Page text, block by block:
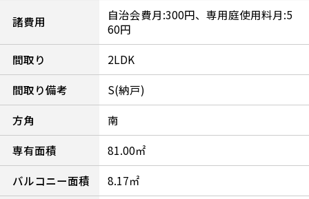
諸費用
自治会費月:300円、専用庭使用料月:5
60円
間取り
2LDK
間取り備考
S(納戸)
方角
南
専有面積
81.00㎡
バルコニー面積
8.17㎡